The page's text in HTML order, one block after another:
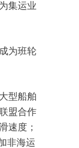
集运业
为班轮
型船舶
盟合作
速度；
非海运